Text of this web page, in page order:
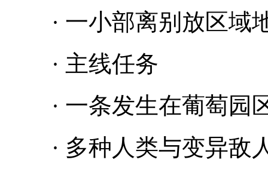
· 一小部离别放区域
· 主线任务
· 一条发生在葡萄园
· 多种人类与变异敌